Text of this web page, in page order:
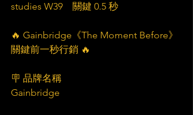
studies W39　關鍵 0.5 秒
🔥 Gainbridge《The Moment Before》
關鍵前一秒行銷 🔥
🪧 品牌名稱
Gainbridge